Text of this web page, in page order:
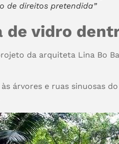
de direitos pretendida”
de vidro
da arquiteta Lina Bo
às árvores e ruas sinuosas